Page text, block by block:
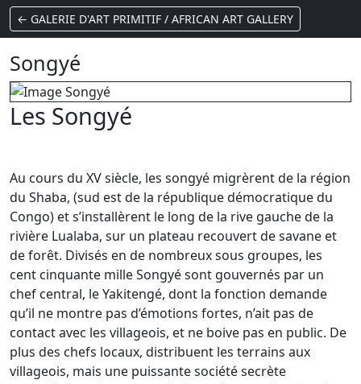
← GALERIE D'ART PRIMITIF / AFRICAN ART GALLERY
Songyé
Les Songyé
Au cours du XV siècle, les songyé migrèrent de la région
du Shaba, (sud est de la république démocratique du
Congo) et s’installèrent le long de la rive gauche de la
rivière Lualaba, sur un plateau recouvert de savane et
de forêt. Divisés en de nombreux sous groupes, les
cent cinquante mille Songyé sont gouvernés par un
chef central, le Yakitengé, dont la fonction demande
qu’il ne montre pas d’émotions fortes, n’ait pas de
contact avec les villageois, et ne boive pas en public. De
plus des chefs locaux, distribuent les terrains aux
villageois, mais une puissante société secrète